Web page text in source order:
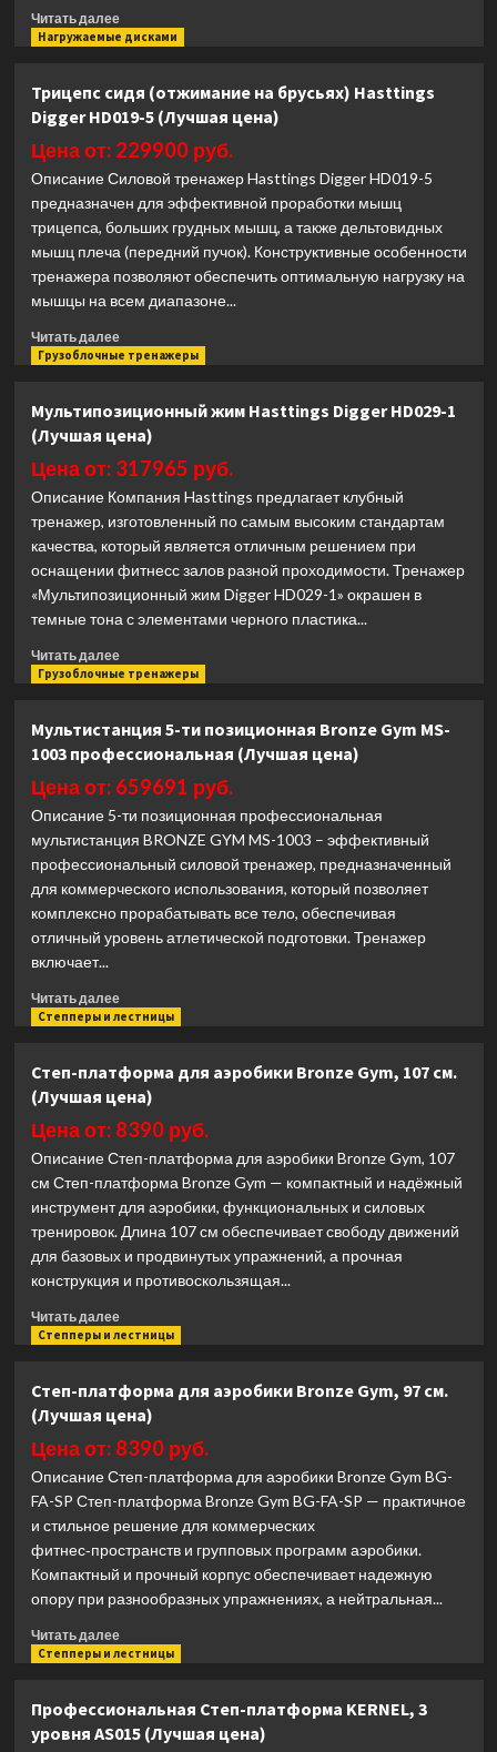
Читать далееПрочитать
больше
ног
Ultra
Gym
UG-
712
(Лучшая
цена)
Нагружаемые дисками
Трицепс сидя (отжимание на брусьях) Hasttings
Digger HD019-5 (Лучшая цена)
Цена от: 229900 руб.
Описание Силовой тренажер Hasttings Digger HD019-5
предназначен для эффективной проработки мышц
трицепса, больших грудных мышц, а также дельтовидных
мышц плеча (передний пучок). Конструктивные особенности
тренажера позволяют обеспечить оптимальную нагрузку на
мышцы на всем диапазоне...
Читать далееПрочитать
больше
сидя
(отжимание
на
брусьях)
Hasttings
Digger
HD019-
5
цена)
Грузоблочные тренажеры
Мультипозиционный жим Hasttings Digger HD029-1
(Лучшая цена)
Цена от: 317965 руб.
Описание Компания Hasttings предлагает клубный
тренажер, изготовленный по самым высоким стандартам
качества, который является отличным решением при
оснащении фитнесс залов разной проходимости. Тренажер
«Мультипозиционный жим Digger HD029-1» окрашен в
темные тона с элементами черного пластика...
Читать далееПрочитать
больше
жим
Hasttings
Digger
HD029-
1
(Лучшая
цена)
Грузоблочные тренажеры
Мультистанция 5-ти позиционная Bronze Gym MS-
1003 профессиональная (Лучшая цена)
Цена от: 659691 руб.
Описание 5-ти позиционная профессиональная
мультистанция BRONZE GYM MS-1003 – эффективный
профессиональный силовой тренажер, предназначенный
для коммерческого использования, который позволяет
комплексно прорабатывать все тело, обеспечивая
отличный уровень атлетической подготовки. Тренажер
включает...
Читать далееПрочитать
больше
5-
ти
позиционная
Bronze
Gym
MS-
1003
профессиональная
цена)
Степперы и лестницы
Степ-платформа для аэробики Bronze Gym, 107 см.
(Лучшая цена)
Цена от: 8390 руб.
Описание Степ-платформа для аэробики Bronze Gym, 107
см Степ-платформа Bronze Gym — компактный и надёжный
инструмент для аэробики, функциональных и силовых
тренировок. Длина 107 см обеспечивает свободу движений
для базовых и продвинутых упражнений, а прочная
конструкция и противоскользящая...
Читать далееПрочитать
больше
платформа
для
аэробики
Bronze
Gym,
107
см.
(Лучшая
цена)
Степперы и лестницы
Степ-платформа для аэробики Bronze Gym, 97 см.
(Лучшая цена)
Цена от: 8390 руб.
Описание Степ-платформа для аэробики Bronze Gym BG-
FA-SP Степ-платформа Bronze Gym BG-FA-SP — практичное
и стильное решение для коммерческих
фитнес‑пространств и групповых программ аэробики.
Компактный и прочный корпус обеспечивает надежную
опору при разнообразных упражнениях, а нейтральная...
Читать далееПрочитать
больше
платформа
для
Степперы и лестницы
Профессиональная Степ-платформа KERNEL, 3
уровня AS015 (Лучшая цена)